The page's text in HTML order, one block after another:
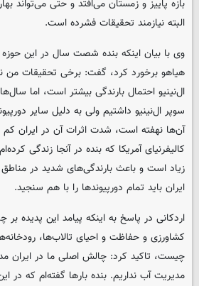
بازه پاییز و زمستان می‌افتد و حتی می‌تواند
البته نیازمند تحقیقات فشرده است.
وی با بیان اینکه بنده شصت سال در این حوزه
هیاهو برخورد کرد، گفت: برخی تحقیقات
ال‌نینیو احتمال بارندگی بیشتر است، اما
سوپر ال‌نینیو داشتیم ولی به دلیل سایر
آن‌ها نهفته است، شدت اثرات آن در ایران
کالیفرنیای آمریکا که بنده در آنجا زندگی
زیاد است و باعث بارندگی‌های شدید در
ایران باید تمام دورپیوندها را با هم سنجید.
اردکانی در پاسخ به اینکه پیامد این پدیده
کشاورزی و حفاظت و احیای تالاب‌ها،
چیست، تاکید کرد: چالش اصلی ما در ایران
مدیریت آب نداریم. بنده بارها گفته‌ام که در